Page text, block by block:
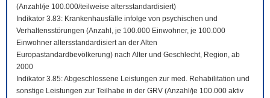
(Anzahl/je 100.000/teilweise altersstandardisiert)
Indikator 3.83: Krankenhausfälle infolge von psychischen und
Verhaltensstörungen (Anzahl, je 100.000 Einwohner, je 100.000
Einwohner altersstandardisiert an der Alten
Europastandardbevölkerung) nach Alter und Geschlecht, Region, ab
2000
Indikator 3.85: Abgeschlossene Leistungen zur med. Rehabilitation und
sonstige Leistungen zur Teilhabe in der GRV (Anzahl/je 100.000 aktiv